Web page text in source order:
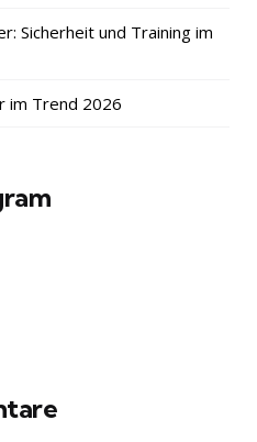
Sicherheit und Training im
im Trend 2026